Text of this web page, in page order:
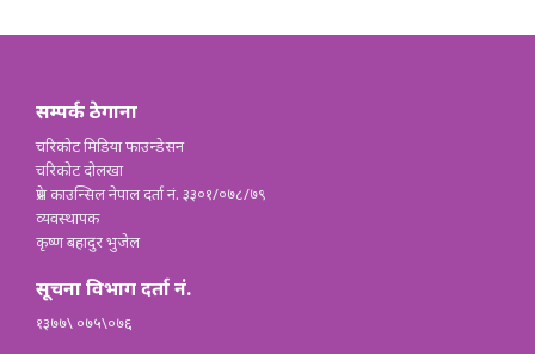
सम्पर्क ठेगाना
चरिकोट मिडिया फाउन्डेसन
चरिकोट दोलखा
प्रेस काउन्सिल नेपाल दर्ता नं. ३३०१/०७८/७९
व्यवस्थापक
कृष्ण बहादुर भुजेल
सूचना विभाग दर्ता नं.
१३७७\ ०७५\०७६